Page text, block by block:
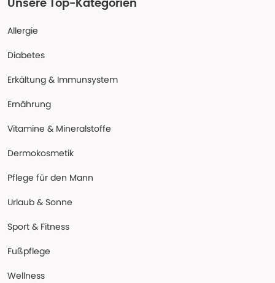
Unsere Top-Kategorien
Allergie
Diabetes
Erkältung & Immunsystem
Ernährung
Vitamine & Mineralstoffe
Dermokosmetik
Pflege für den Mann
Urlaub & Sonne
Sport & Fitness
Fußpflege
Wellness